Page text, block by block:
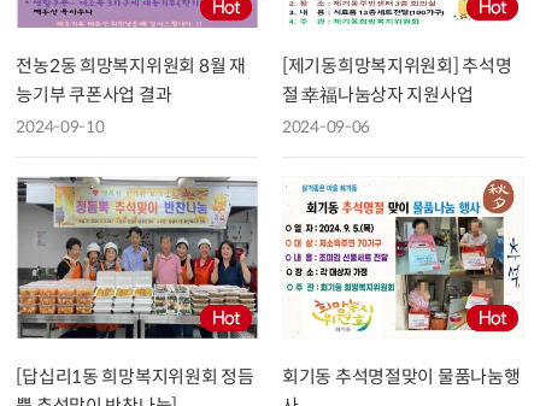
전농2동 희망복지위원회 8월 재
능기부 쿠폰사업 결과
2024-09-10
[제기동희망복지위원회] 추석명
절 幸福나눔상자 지원사업
2024-09-06
[답십리1동 희망복지위원회 정듬
회기동 추석명절맞이 물품나눔행